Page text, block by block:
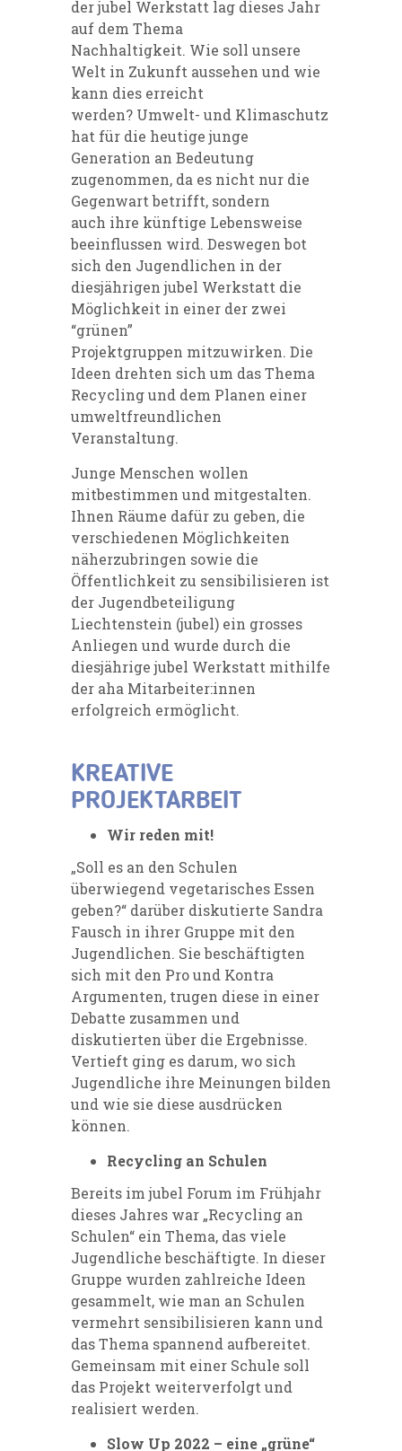
der jubel Werkstatt lag dieses Jahr
auf dem Thema
Nachhaltigkeit. Wie soll unsere
Welt in Zukunft aussehen und wie
kann dies erreicht
werden? Umwelt- und Klimaschutz
hat für die heutige junge
Generation an Bedeutung
zugenommen, da es nicht nur die
Gegenwart betrifft, sondern
auch ihre künftige Lebensweise
beeinflussen wird. Deswegen bot
sich den Jugendlichen in der
diesjährigen jubel Werkstatt die
Möglichkeit in einer der zwei
“grünen”
Projektgruppen mitzuwirken. Die
Ideen drehten sich um das Thema
Recycling und dem Planen einer
umweltfreundlichen
Veranstaltung.
Junge Menschen wollen
mitbestimmen und mitgestalten.
Ihnen Räume dafür zu geben, die
verschiedenen Möglichkeiten
näherzubringen sowie die
Öffentlichkeit zu sensibilisieren ist
der Jugendbeteiligung
Liechtenstein (jubel) ein grosses
Anliegen und wurde durch die
diesjährige jubel Werkstatt mithilfe
der aha Mitarbeiter:innen
erfolgreich ermöglicht.
KREATIVE
PROJEKTARBEIT
Wir reden mit!
„Soll es an den Schulen
überwiegend vegetarisches Essen
geben?“ darüber diskutierte Sandra
Fausch in ihrer Gruppe mit den
Jugendlichen. Sie beschäftigten
sich mit den Pro und Kontra
Argumenten, trugen diese in einer
Debatte zusammen und
diskutierten über die Ergebnisse.
Vertieft ging es darum, wo sich
Jugendliche ihre Meinungen bilden
und wie sie diese ausdrücken
können.
Recycling an Schulen
Bereits im jubel Forum im Frühjahr
dieses Jahres war „Recycling an
Schulen“ ein Thema, das viele
Jugendliche beschäftigte. In dieser
Gruppe wurden zahlreiche Ideen
gesammelt, wie man an Schulen
vermehrt sensibilisieren kann und
das Thema spannend aufbereitet.
Gemeinsam mit einer Schule soll
das Projekt weiterverfolgt und
realisiert werden.
Slow Up 2022 – eine „grüne“